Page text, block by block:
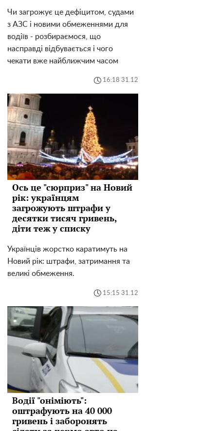
Чи загрожує це дефіцитом, судами
з АЗС і новими обмеженнями для
водіїв - розбираємося, що
насправді відбувається і чого
чекати вже найближчим часом
16:18 31.12
Ось це "сюрприз" на Новий
рік: українцям
загрожують штрафи у
десятки тисяч гривень,
діти теж у списку
Українців жорстко каратимуть на
Новий рік: штрафи, затримання та
великі обмеження.
15:15 31.12
Водії "оніміють":
оштрафують на 40 000
гривень і заборонять